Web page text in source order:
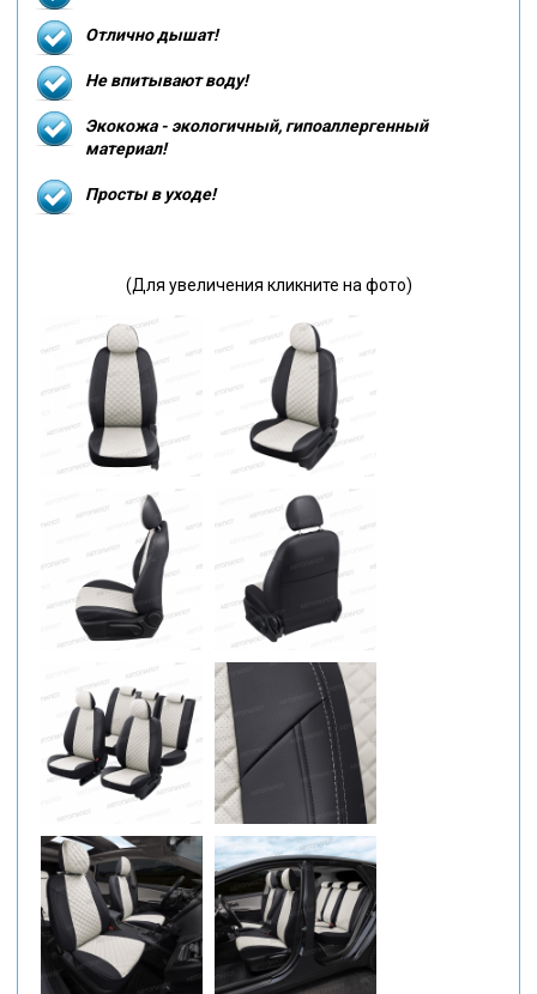
Отлично дышат!
Не впитывают воду!
Экокожа - экологичный, гипоаллергенный
материал!
Просты в уходе!
(Для увеличения кликните на фото)